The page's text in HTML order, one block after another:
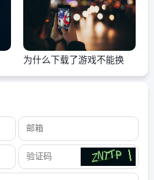
为什么下载了游戏不能换